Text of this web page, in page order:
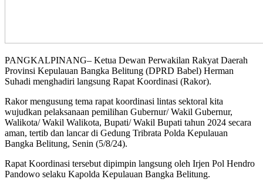
PANGKALPINANG– Ketua Dewan Perwakilan Rakyat Daerah
Provinsi Kepulauan Bangka Belitung (DPRD Babel) Herman
Suhadi menghadiri langsung Rapat Koordinasi (Rakor).
Rakor mengusung tema rapat koordinasi lintas sektoral kita
wujudkan pelaksanaan pemilihan Gubernur/ Wakil Gubernur,
Walikota/ Wakil Walikota, Bupati/ Wakil Bupati tahun 2024 secara
aman, tertib dan lancar di Gedung Tribrata Polda Kepulauan
Bangka Belitung, Senin (5/8/24).
Rapat Koordinasi tersebut dipimpin langsung oleh Irjen Pol Hendro
Pandowo selaku Kapolda Kepulauan Bangka Belitung.